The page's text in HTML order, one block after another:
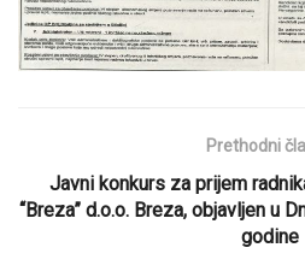
Prethodni
Javni konkurs za prijem
“Breza” d.o.o. Breza, objavljen u
godine